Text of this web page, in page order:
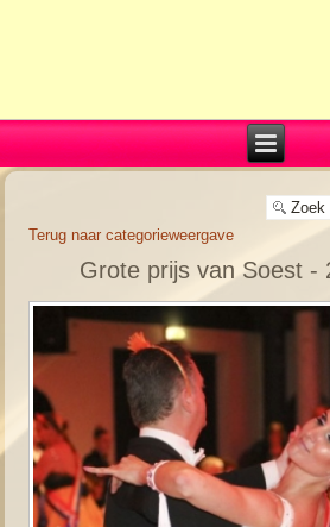
Terug naar categorieweergave
Grote prijs van Soest -